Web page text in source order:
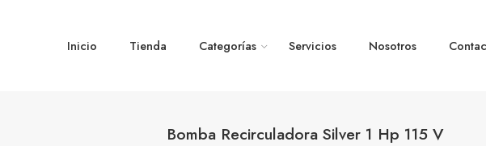
Inicio Tienda Categorías Servicios Nosotros
Bomba Recirculadora Silver 1 Hp 115 V